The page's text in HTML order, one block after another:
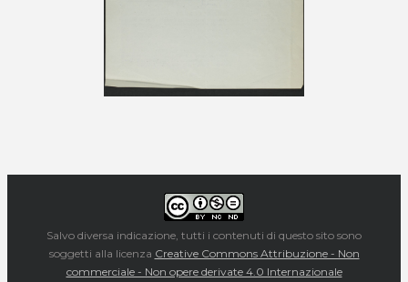
Salvo diversa indicazione, tutti i contenuti di questo sito sono
soggetti alla licenza Creative Commons Attribuzione - Non
commerciale - Non opere derivate 4.0 Internazionale